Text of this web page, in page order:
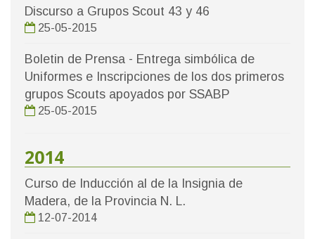
Discurso a Grupos Scout 43 y 46
25-05-2015
Boletin de Prensa - Entrega simbólica de
Uniformes e Inscripciones de los dos primeros
grupos Scouts apoyados por SSABP
25-05-2015
2014
Curso de Inducción al de la Insignia de
Madera, de la Provincia N. L.
12-07-2014